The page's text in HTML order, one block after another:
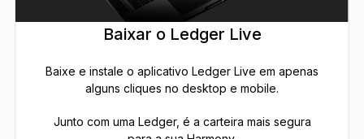
Baixar o Ledger Live
Baixe e instale o aplicativo Ledger Live em apenas
alguns cliques no desktop e mobile.
Junto com uma Ledger, é a carteira mais segura